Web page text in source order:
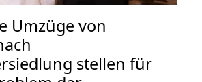
Umzüge von
stellen für